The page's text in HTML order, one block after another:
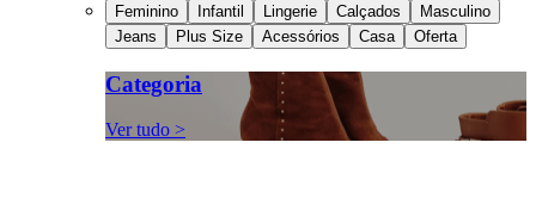
Feminino Infantil Lingerie Calçados
Masculino
Jeans
Plus Size Acessórios Casa Oferta
Categoria
Ver tudo >